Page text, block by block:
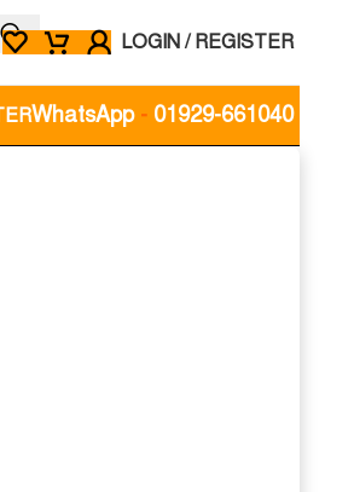
LOGIN / REGISTER
WhatsApp - 01929-661040